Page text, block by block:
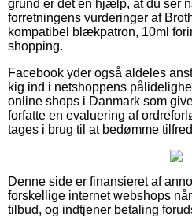
grund er det en hjælp, at du ser
forretningens vurderinger af
kompatibel blækpatron, 10ml
shopping.
Facebook yder også aldeles
kig ind i netshoppens
online shops i Danmark som
forfatte en evaluering af
tages i brug til at bedømme
Denne side er finansieret af
forskellige internet webshops
tilbud, og indtjener betaling